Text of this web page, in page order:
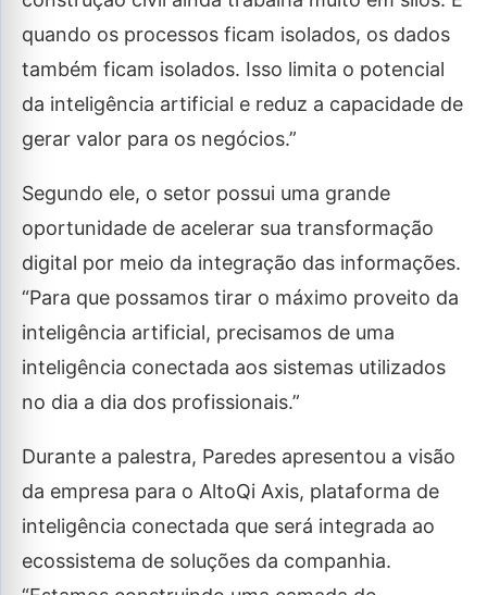
quando os processos ficam isolados, os dados
também ficam isolados. Isso limita o potencial
da inteligência artificial e reduz a capacidade de
gerar valor para os negócios.”
Segundo ele, o setor possui uma grande
oportunidade de acelerar sua transformação
digital por meio da integração das informações.
“Para que possamos tirar o máximo proveito da
inteligência artificial, precisamos de uma
inteligência conectada aos sistemas utilizados
no dia a dia dos profissionais.”
Durante a palestra, Paredes apresentou a visão
da empresa para o AltoQi Axis, plataforma de
inteligência conectada que será integrada ao
ecossistema de soluções da companhia.